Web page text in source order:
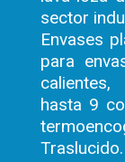
sector
Envases
para
hasta 9
Traslucido.